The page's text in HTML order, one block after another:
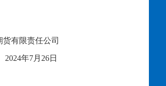
货有限责任公司
2024年7月 26日